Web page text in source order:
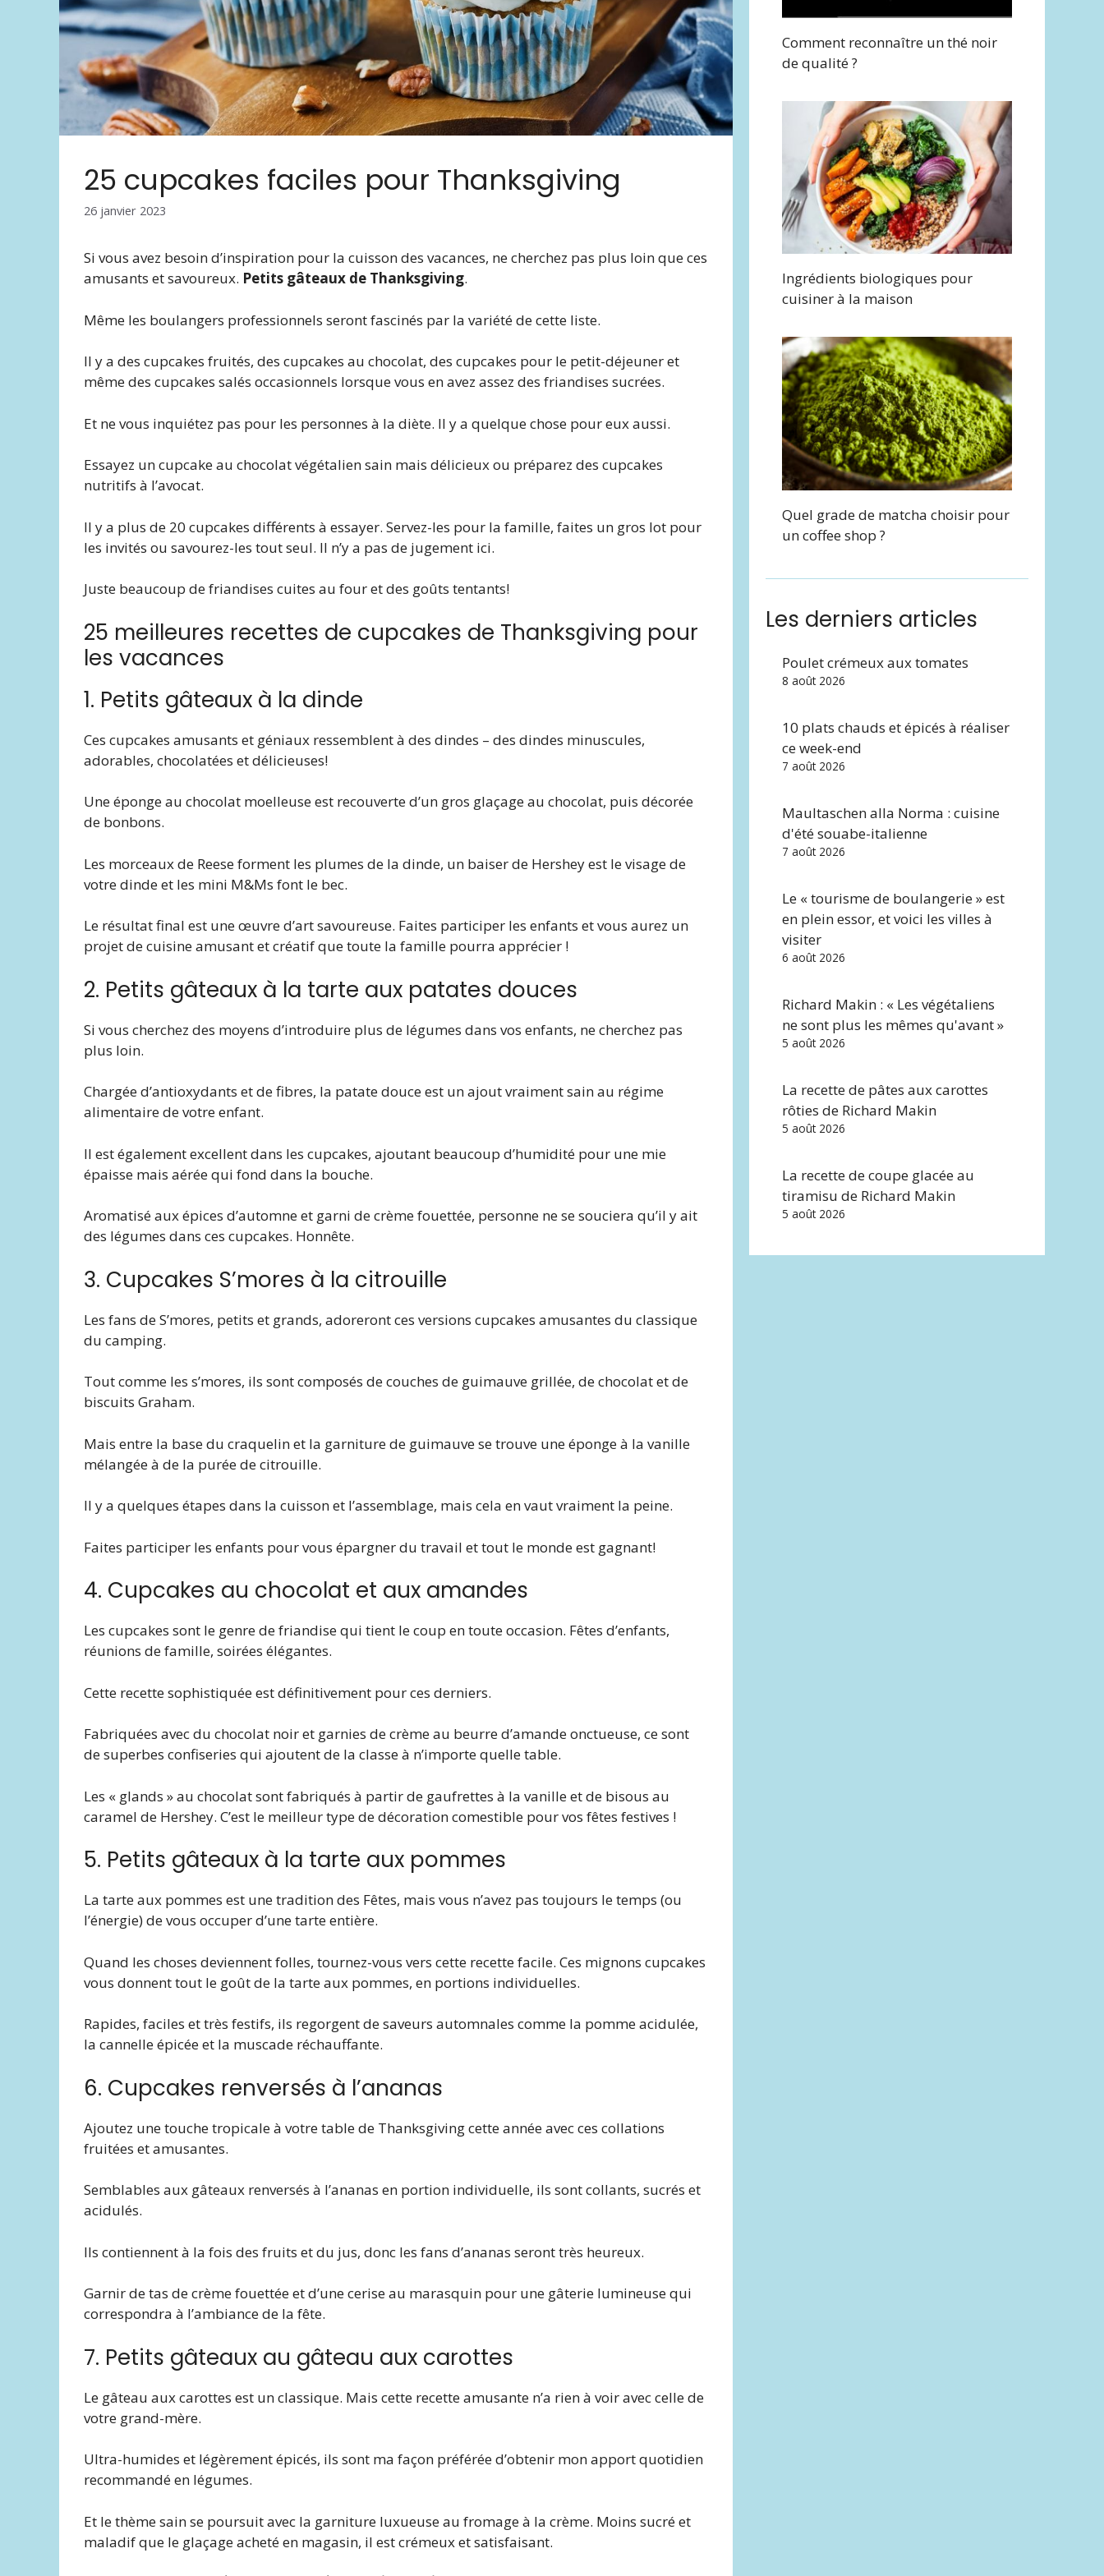
25 cupcakes faciles pour Thanksgiving
26 janvier 2023
Si vous avez besoin d’inspiration pour la cuisson des vacances, ne cherchez pas plus loin que ces
amusants et savoureux. Petits gâteaux de Thanksgiving.
Même les boulangers professionnels seront fascinés par la variété de cette liste.
Il y a des cupcakes fruités, des cupcakes au chocolat, des cupcakes pour le petit-déjeuner et
même des cupcakes salés occasionnels lorsque vous en avez assez des friandises sucrées.
Et ne vous inquiétez pas pour les personnes à la diète. Il y a quelque chose pour eux aussi.
Essayez un cupcake au chocolat végétalien sain mais délicieux ou préparez des cupcakes
nutritifs à l’avocat.
Il y a plus de 20 cupcakes différents à essayer. Servez-les pour la famille, faites un gros lot pour
les invités ou savourez-les tout seul. Il n’y a pas de jugement ici.
Juste beaucoup de friandises cuites au four et des goûts tentants!
25 meilleures recettes de cupcakes de Thanksgiving pour
les vacances
1. Petits gâteaux à la dinde
Ces cupcakes amusants et géniaux ressemblent à des dindes – des dindes minuscules,
adorables, chocolatées et délicieuses!
Une éponge au chocolat moelleuse est recouverte d’un gros glaçage au chocolat, puis décorée
de bonbons.
Les morceaux de Reese forment les plumes de la dinde, un baiser de Hershey est le visage de
votre dinde et les mini M&Ms font le bec.
Le résultat final est une œuvre d’art savoureuse. Faites participer les enfants et vous aurez un
projet de cuisine amusant et créatif que toute la famille pourra apprécier !
2. Petits gâteaux à la tarte aux patates douces
Si vous cherchez des moyens d’introduire plus de légumes dans vos enfants, ne cherchez pas
plus loin.
Chargée d’antioxydants et de fibres, la patate douce est un ajout vraiment sain au régime
alimentaire de votre enfant.
Il est également excellent dans les cupcakes, ajoutant beaucoup d’humidité pour une mie
épaisse mais aérée qui fond dans la bouche.
Aromatisé aux épices d’automne et garni de crème fouettée, personne ne se souciera qu’il y ait
des légumes dans ces cupcakes. Honnête.
3. Cupcakes S’mores à la citrouille
Les fans de S’mores, petits et grands, adoreront ces versions cupcakes amusantes du classique
du camping.
Tout comme les s’mores, ils sont composés de couches de guimauve grillée, de chocolat et de
biscuits Graham.
Mais entre la base du craquelin et la garniture de guimauve se trouve une éponge à la vanille
mélangée à de la purée de citrouille.
Il y a quelques étapes dans la cuisson et l’assemblage, mais cela en vaut vraiment la peine.
Faites participer les enfants pour vous épargner du travail et tout le monde est gagnant!
4. Cupcakes au chocolat et aux amandes
Les cupcakes sont le genre de friandise qui tient le coup en toute occasion. Fêtes d’enfants,
réunions de famille, soirées élégantes.
Cette recette sophistiquée est définitivement pour ces derniers.
Fabriquées avec du chocolat noir et garnies de crème au beurre d’amande onctueuse, ce sont
de superbes confiseries qui ajoutent de la classe à n’importe quelle table.
Les « glands » au chocolat sont fabriqués à partir de gaufrettes à la vanille et de bisous au
caramel de Hershey. C’est le meilleur type de décoration comestible pour vos fêtes festives !
5. Petits gâteaux à la tarte aux pommes
La tarte aux pommes est une tradition des Fêtes, mais vous n’avez pas toujours le temps (ou
l’énergie) de vous occuper d’une tarte entière.
Quand les choses deviennent folles, tournez-vous vers cette recette facile. Ces mignons cupcakes
vous donnent tout le goût de la tarte aux pommes, en portions individuelles.
Rapides, faciles et très festifs, ils regorgent de saveurs automnales comme la pomme acidulée,
la cannelle épicée et la muscade réchauffante.
6. Cupcakes renversés à l’ananas
Ajoutez une touche tropicale à votre table de Thanksgiving cette année avec ces collations
fruitées et amusantes.
Semblables aux gâteaux renversés à l’ananas en portion individuelle, ils sont collants, sucrés et
acidulés.
Ils contiennent à la fois des fruits et du jus, donc les fans d’ananas seront très heureux.
Garnir de tas de crème fouettée et d’une cerise au marasquin pour une gâterie lumineuse qui
correspondra à l’ambiance de la fête.
7. Petits gâteaux au gâteau aux carottes
Le gâteau aux carottes est un classique. Mais cette recette amusante n’a rien à voir avec celle de
votre grand-mère.
Ultra-humides et légèrement épicés, ils sont ma façon préférée d’obtenir mon apport quotidien
recommandé en légumes.
Et le thème sain se poursuit avec la garniture luxueuse au fromage à la crème. Moins sucré et
maladif que le glaçage acheté en magasin, il est crémeux et satisfaisant.
Comment reconnaître un thé noir
de qualité ?
Ingrédients biologiques pour
cuisiner à la maison
Quel grade de matcha choisir pour
un coffee shop ?
Les derniers articles
Poulet crémeux aux tomates
8 août 2026
10 plats chauds et épicés à réaliser
ce week-end
7 août 2026
Maultaschen alla Norma : cuisine
d'été souabe-italienne
7 août 2026
Le « tourisme de boulangerie » est
en plein essor, et voici les villes à
visiter
6 août 2026
Richard Makin : « Les végétaliens
ne sont plus les mêmes qu'avant »
5 août 2026
La recette de pâtes aux carottes
rôties de Richard Makin
5 août 2026
La recette de coupe glacée au
tiramisu de Richard Makin
5 août 2026